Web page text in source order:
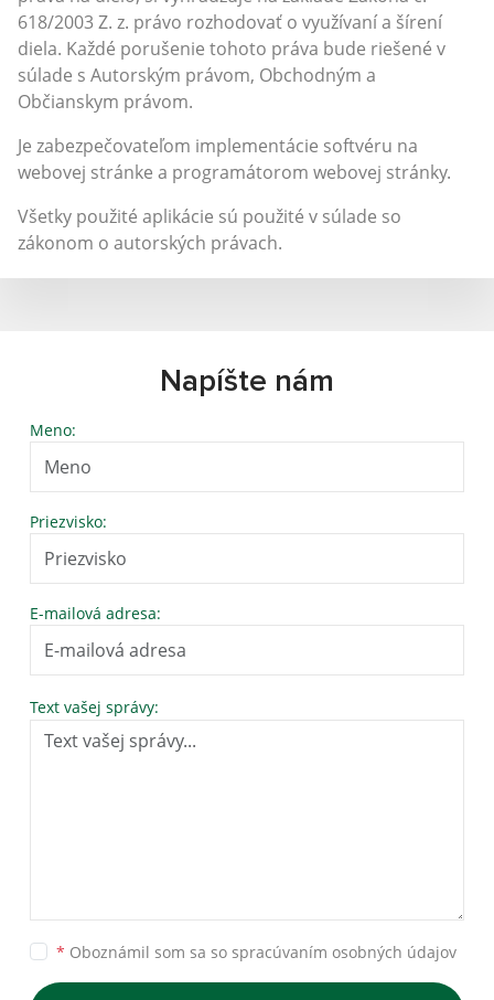
618/2003 Z. z. právo rozhodovať o využívaní a šírení
diela. Každé porušenie tohoto práva bude riešené v
súlade s Autorským právom, Obchodným a
Občianskym právom.
Je zabezpečovateľom implementácie softvéru na
webovej stránke a programátorom webovej stránky.
Všetky použité aplikácie sú použité v súlade so
zákonom o autorských právach.
Napíšte nám
Meno:
Priezvisko:
E-mailová adresa:
Text vašej správy:
* Oboznámil som sa so spracúvaním osobných údajov